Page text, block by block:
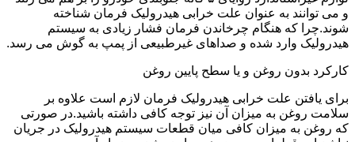
و می توانند به عنوان علت خرابی هیدرولیک فرمان شناخته
شوند.چرا که هنگام چرخاندن فرمان فشار زیادی به سیستم
هیدرولیک وارد شده و صداهای غیرطبیعی از پمپ به گوش می رسد.
کارکرد بدون روغن و یا سطح پایین روغن
برای یافتن علت خرابی هیدرولیک فرمان لازم است علاوه بر
سلامت روغن به میزان آن نیز توجه کافی داشته باشید.در صورتی
که روغن به میزان کافی میان قطعات سیستم هیدرولیک در جریان